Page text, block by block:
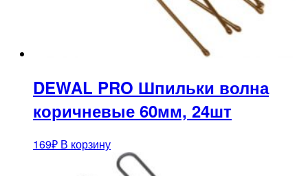
DEWAL PRO Шпильки волна
коричневые 60мм, 24шт
169₽ В корзину